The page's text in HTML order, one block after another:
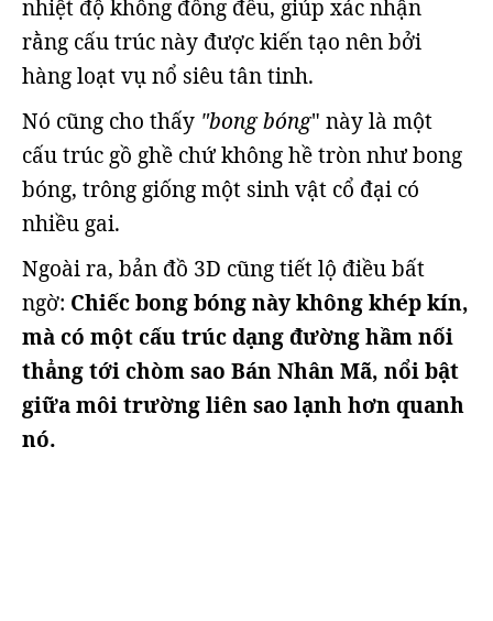
nhiệt độ không đồng đều, giúp xác nhận
rằng cấu trúc này được kiến tạo nên bởi
hàng loạt vụ nổ siêu tân tinh.
Nó cũng cho thấy "bong bóng" này là một
cấu trúc gồ ghề chứ không hề tròn như bong
bóng, trông giống một sinh vật cổ đại có
nhiều gai.
Ngoài ra, bản đồ 3D cũng tiết lộ điều bất
ngờ: Chiếc bong bóng này không khép kín,
mà có một cấu trúc dạng đường hầm nối
thẳng tới chòm sao Bán Nhân Mã, nổi bật
giữa môi trường liên sao lạnh hơn quanh
nó.